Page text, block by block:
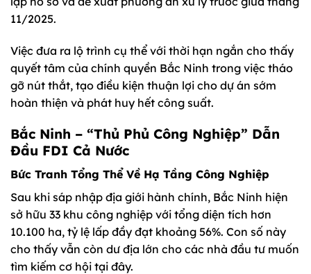
11/2025.
Việc đưa ra lộ trình cụ thể với thời hạn ngắn cho thấy
quyết tâm của chính quyền Bắc Ninh trong việc tháo
gỡ nút thắt, tạo điều kiện thuận lợi cho dự án sớm
hoàn thiện và phát huy hết công suất.
Bắc Ninh – “Thủ Phủ Công Nghiệp” Dẫn
Đầu FDI Cả Nước
Bức Tranh Tổng Thể Về Hạ Tầng Công Nghiệp
Sau khi sáp nhập địa giới hành chính, Bắc Ninh hiện
sở hữu 33 khu công nghiệp với tổng diện tích hơn
10.100 ha, tỷ lệ lấp đầy đạt khoảng 56%. Con số này
cho thấy vẫn còn dư địa lớn cho các nhà đầu tư muốn
tìm kiếm cơ hội tại đây.